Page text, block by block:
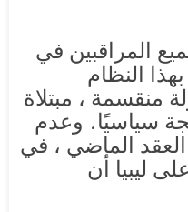
المراقبين في
بهذا النظام
منقسمة ، مبتلاة
سياسيًا. وعدم
الماضي ، في
ليبيا أن